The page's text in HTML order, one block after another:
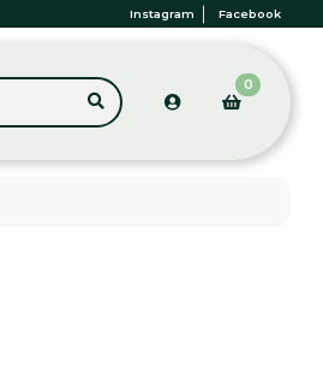
Instagram Facebook
0